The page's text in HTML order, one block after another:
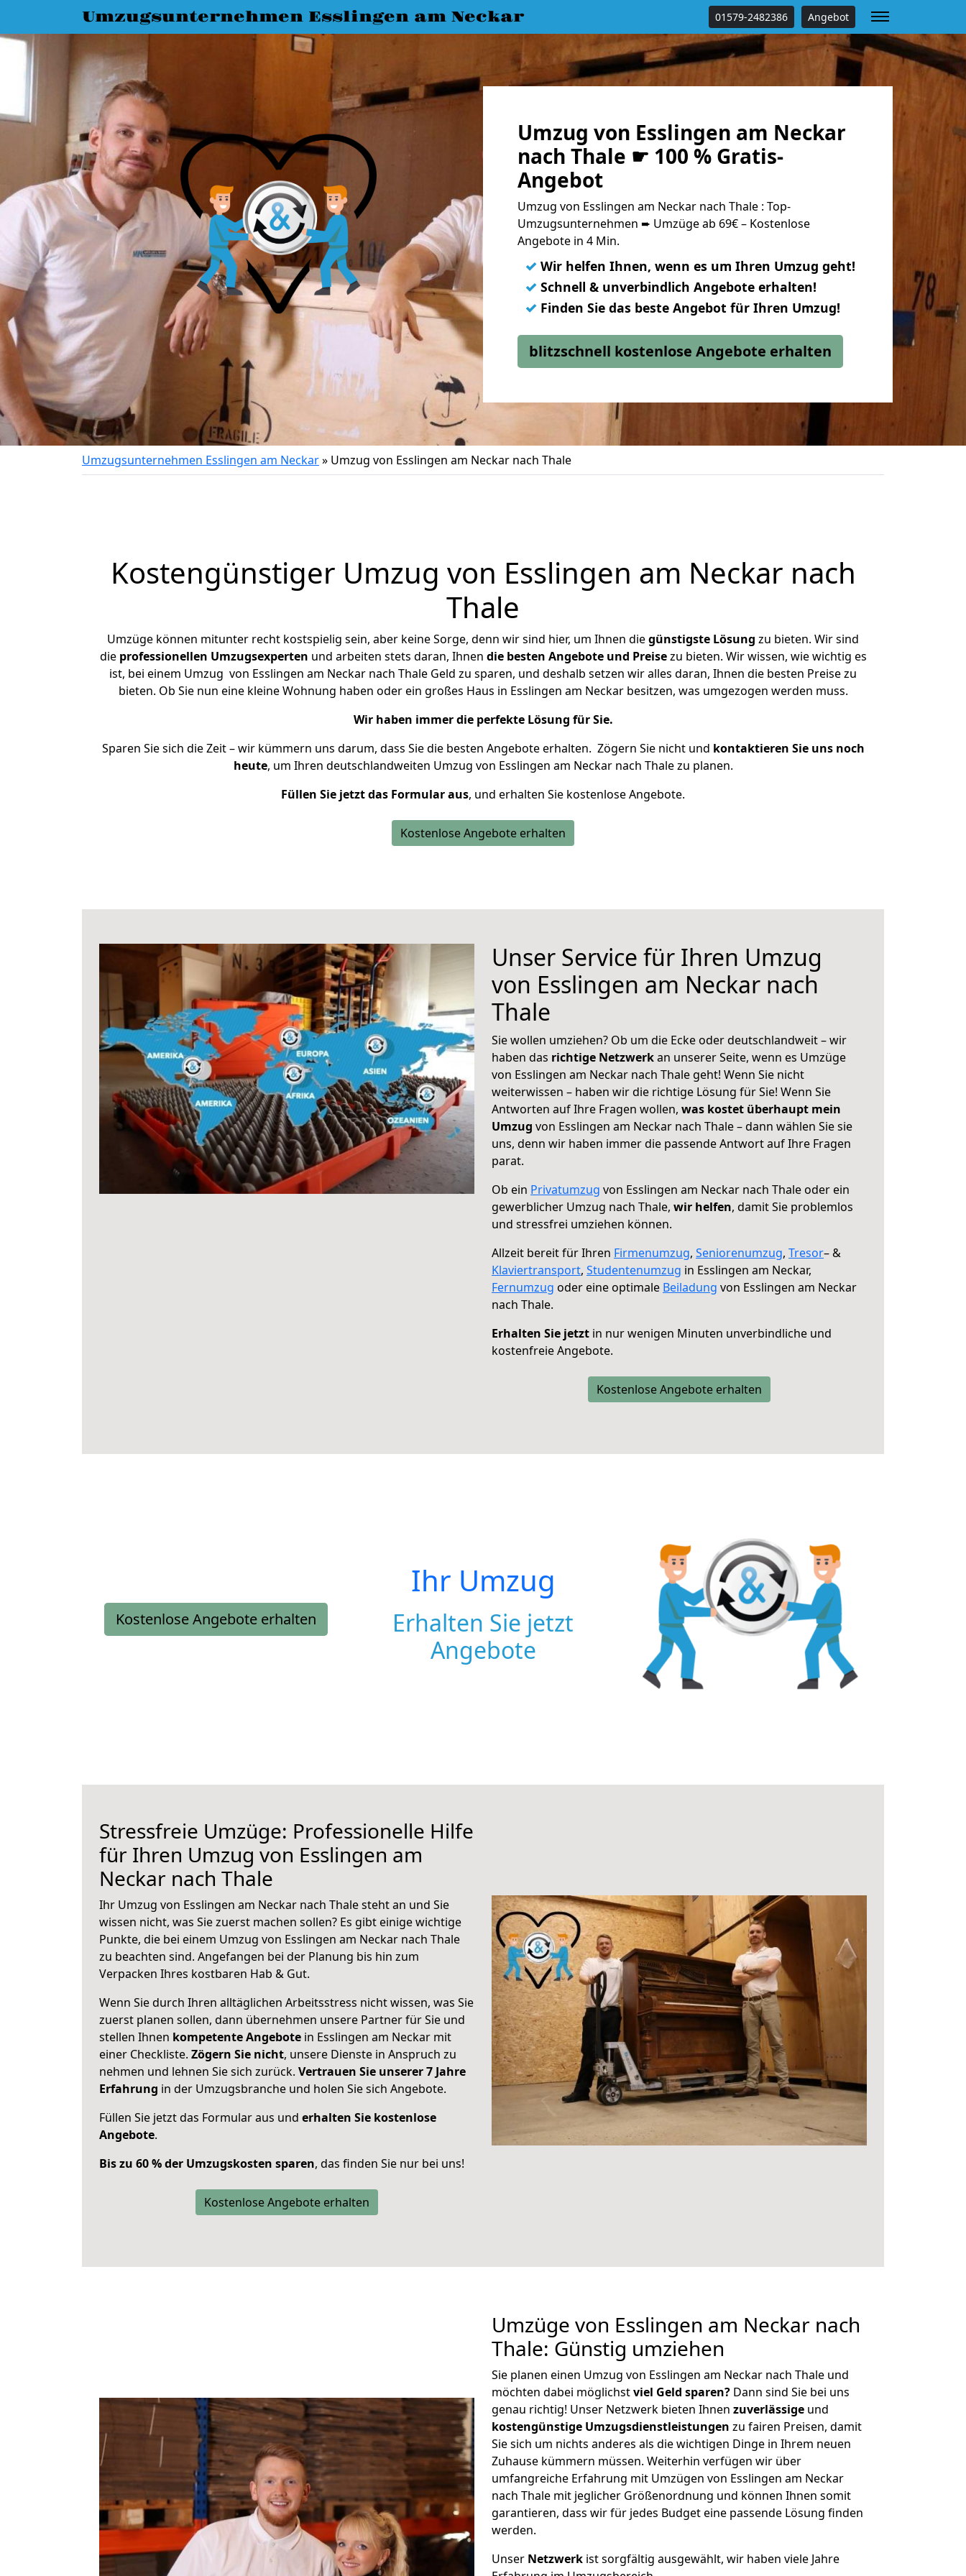
Umzugsunternehmen Esslingen am Neckar 01579-2482386 Angebot
Umzug von Esslingen am Neckar
nach Thale ☛ 100 % Gratis-
Angebot
Umzug von Esslingen am Neckar nach Thale : Top-
Umzugsunternehmen ➨ Umzüge ab 69€ – Kostenlose
Angebote in 4 Min.
✓ Wir helfen Ihnen, wenn es um Ihren Umzug geht!
✓ Schnell & unverbindlich Angebote erhalten!
✓ Finden Sie das beste Angebot für Ihren Umzug!
blitzschnell kostenlose Angebote erhalten
Umzugsunternehmen Esslingen am Neckar» Umzug von Esslingen am Neckar nach Thale
Kostengünstiger Umzug von Esslingen am Neckar nach
Thale
Umzüge können mitunter recht kostspielig sein, aber keine Sorge, denn wir sind hier, um Ihnen diegünstigste Lösung zu bieten. Wir sind
die professionellen Umzugsexperten und arbeiten stets daran, Ihnen die besten Angebote und Preisezu bieten. Wir wissen, wie wichtig es
ist, bei einem Umzug von Esslingen am Neckar nach Thale Geld zu sparen, und deshalb setzen wir alles daran, Ihnen die besten Preise zu
bieten. Ob Sie nun eine kleine Wohnung haben oder ein großes Haus in Esslingen am Neckar besitzen, was umgezogen werden muss.
Wir haben immer die perfekte Lösung für Sie.
Sparen Sie sich die Zeit – wir kümmern uns darum, dass Sie die besten Angebote erhalten. Zögern Sie nicht und kontaktieren Sie uns noch
heute, um Ihren deutschlandweiten Umzug von Esslingen am Neckar nach Thale zu planen.
Füllen Sie jetzt das Formular aus, und erhalten Sie kostenlose Angebote.
Kostenlose Angebote erhalten
Unser Service für Ihren Umzug
von Esslingen am Neckar nach
Thale
Sie wollen umziehen? Ob um die Ecke oder deutschlandweit – wir
haben das richtige Netzwerkan unserer Seite, wenn es Umzüge
von Esslingen am Neckar nach Thale geht! Wenn Sie nicht
weiterwissen – haben wir die richtige Lösung für Sie! Wenn Sie
Antworten auf Ihre Fragen wollen, was kostet überhaupt mein
Umzug von Esslingen am Neckar nach Thale – dann wählen Sie sie
uns, denn wir haben immer die passende Antwort auf Ihre Fragen
parat.
Ob ein Privatumzug von Esslingen am Neckar nach Thale oder ein
gewerblicher Umzug nach Thale, wir helfen, damit Sie problemlos
und stressfrei umziehen können.
Allzeit bereit für Ihren Firmenumzug, Seniorenumzug, Tresor– &
Klaviertransport, Studentenumzug in Esslingen am Neckar,
Fernumzug oder eine optimale Beiladung von Esslingen am Neckar
nach Thale.
Erhalten Sie jetzt in nur wenigen Minuten unverbindliche und
kostenfreie Angebote.
Kostenlose Angebote erhalten
Kostenlose Angebote erhalten
Ihr Umzug
Erhalten Sie jetzt
Angebote
Stressfreie Umzüge: Professionelle Hilfe
für Ihren Umzug von Esslingen am
Neckar nach Thale
Ihr Umzug von Esslingen am Neckar nach Thale steht an und Sie
wissen nicht, was Sie zuerst machen sollen? Es gibt einige wichtige
Punkte, die bei einem Umzug von Esslingen am Neckar nach Thale
zu beachten sind. Angefangen bei der Planung bis hin zum
Verpacken Ihres kostbaren Hab & Gut.
Wenn Sie durch Ihren alltäglichen Arbeitsstress nicht wissen, was Sie
zuerst planen sollen, dann übernehmen unsere Partner für Sie und
stellen Ihnen kompetente Angebote in Esslingen am Neckar mit
einer Checkliste. Zögern Sie nicht, unsere Dienste in Anspruch zu
nehmen und lehnen Sie sich zurück. Vertrauen Sie unserer 7 Jahre
Erfahrung in der Umzugsbranche und holen Sie sich Angebote.
Füllen Sie jetzt das Formular aus und erhalten Sie kostenlose
Angebote.
Bis zu 60 % der Umzugskosten sparen, das finden Sie nur bei uns!
Kostenlose Angebote erhalten
Umzüge von Esslingen am Neckar nach
Thale: Günstig umziehen
Sie planen einen Umzug von Esslingen am Neckar nach Thale und
möchten dabei möglichstviel Geld sparen? Dann sind Sie bei uns
genau richtig! Unser Netzwerk bieten Ihnen zuverlässige und
kostengünstige Umzugsdienstleistungen zu fairen Preisen, damit
Sie sich um nichts anderes als die wichtigen Dinge in Ihrem neuen
Zuhause kümmern müssen. Weiterhin verfügen wir über
umfangreiche Erfahrung mit Umzügen von Esslingen am Neckar
nach Thale mit jeglicher Größenordnung und können Ihnen somit
garantieren, dass wir für jedes Budget eine passende Lösung finden
werden.
Unser Netzwerk ist sorgfältig ausgewählt, wir haben viele Jahre